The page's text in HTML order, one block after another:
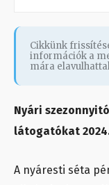
Cikkünk
információk a
mára
Nyári
látogatókat
A nyáresti séta